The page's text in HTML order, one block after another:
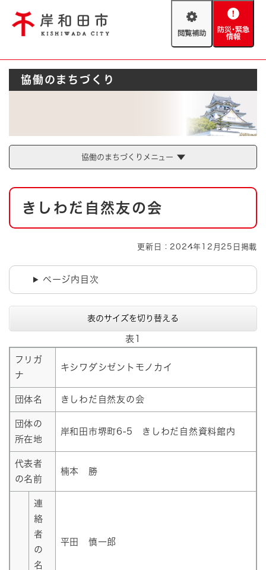
閲
助
防
緊
情
報
Foreign language
とじる
防災・緊急情報
AED設置箇所
とじる
協働のまちづくり
協働のまちづくりメニュー
本
きしわだ自然友の会
更新日：2024年12月25日掲載
ページ内目次
表のサイズを切り替える
表1
フリガ
ナ
キシワダシゼントモノカイ
団体名 きしわだ自然友の会
団体の
所在地
岸和田市堺町6-5 きしわだ自然資料館内
代表者
の名前
楠本 勝
連
絡
者
の
名
平田 慎一郎